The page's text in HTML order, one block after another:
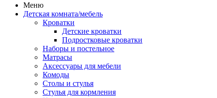
Меню
Детская комната/мебель
Кроватки
Детские кроватки
Подростковые кроватки
Наборы и постельное
Матрасы
Аксессуары для мебели
Комоды
Столы и стулья
Стулья для кормления